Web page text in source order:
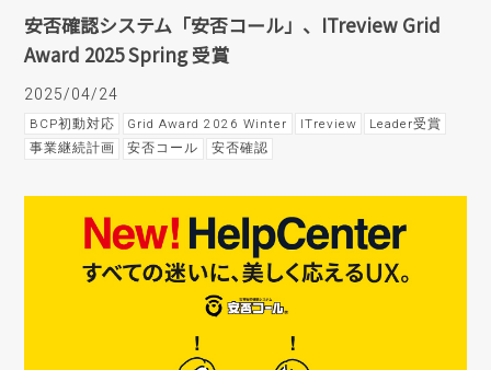
安否確認システム「安否コール」、ITreview Grid
Award 2025 Spring 受賞
2025/04/24
BCP初動対応 Grid Award 2026 Winter ITreview
Leader受賞
事業継続計画
安否コール 安否確認